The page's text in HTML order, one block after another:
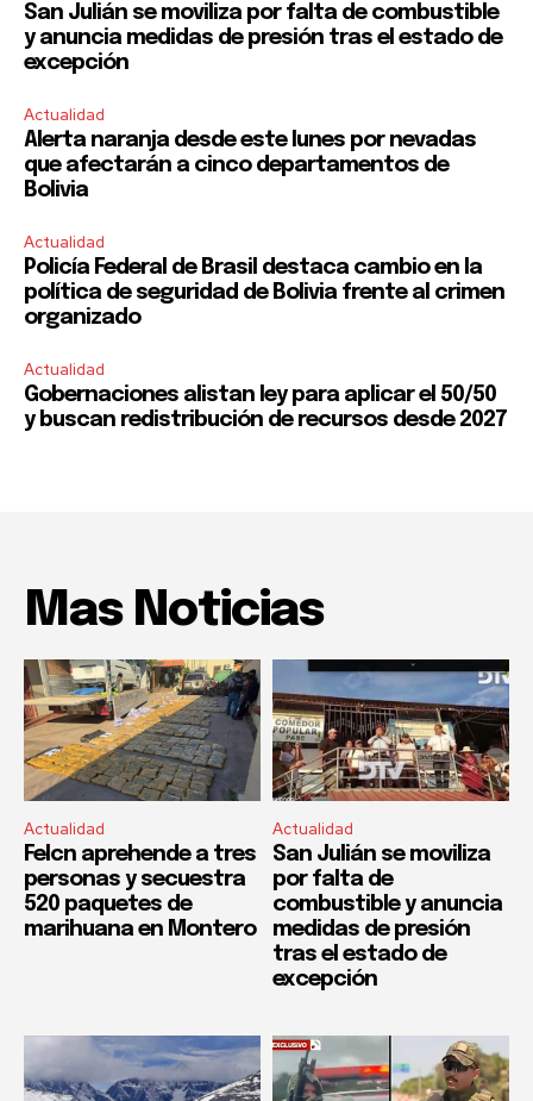
San Julián se moviliza por falta de combustible
y anuncia medidas de presión tras el estado de
excepción
Actualidad
Alerta naranja desde este lunes por nevadas
que afectarán a cinco departamentos de
Bolivia
Actualidad
Policía Federal de Brasil destaca cambio en la
política de seguridad de Bolivia frente al crimen
organizado
Actualidad
Gobernaciones alistan ley para aplicar el 50/50
y buscan redistribución de recursos desde 2027
Mas Noticias
Actualidad
Felcn aprehende a tres
personas y secuestra
520 paquetes de
marihuana en Montero
Actualidad
San Julián se moviliza
por falta de
combustible y anuncia
medidas de presión
tras el estado de
excepción